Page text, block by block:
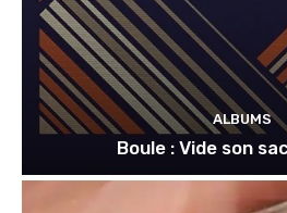
ALBUMS
Boule : Vide son